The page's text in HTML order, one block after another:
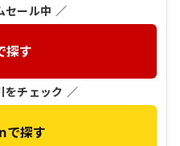
セール中 ／
探す
をチェック ／
で探す